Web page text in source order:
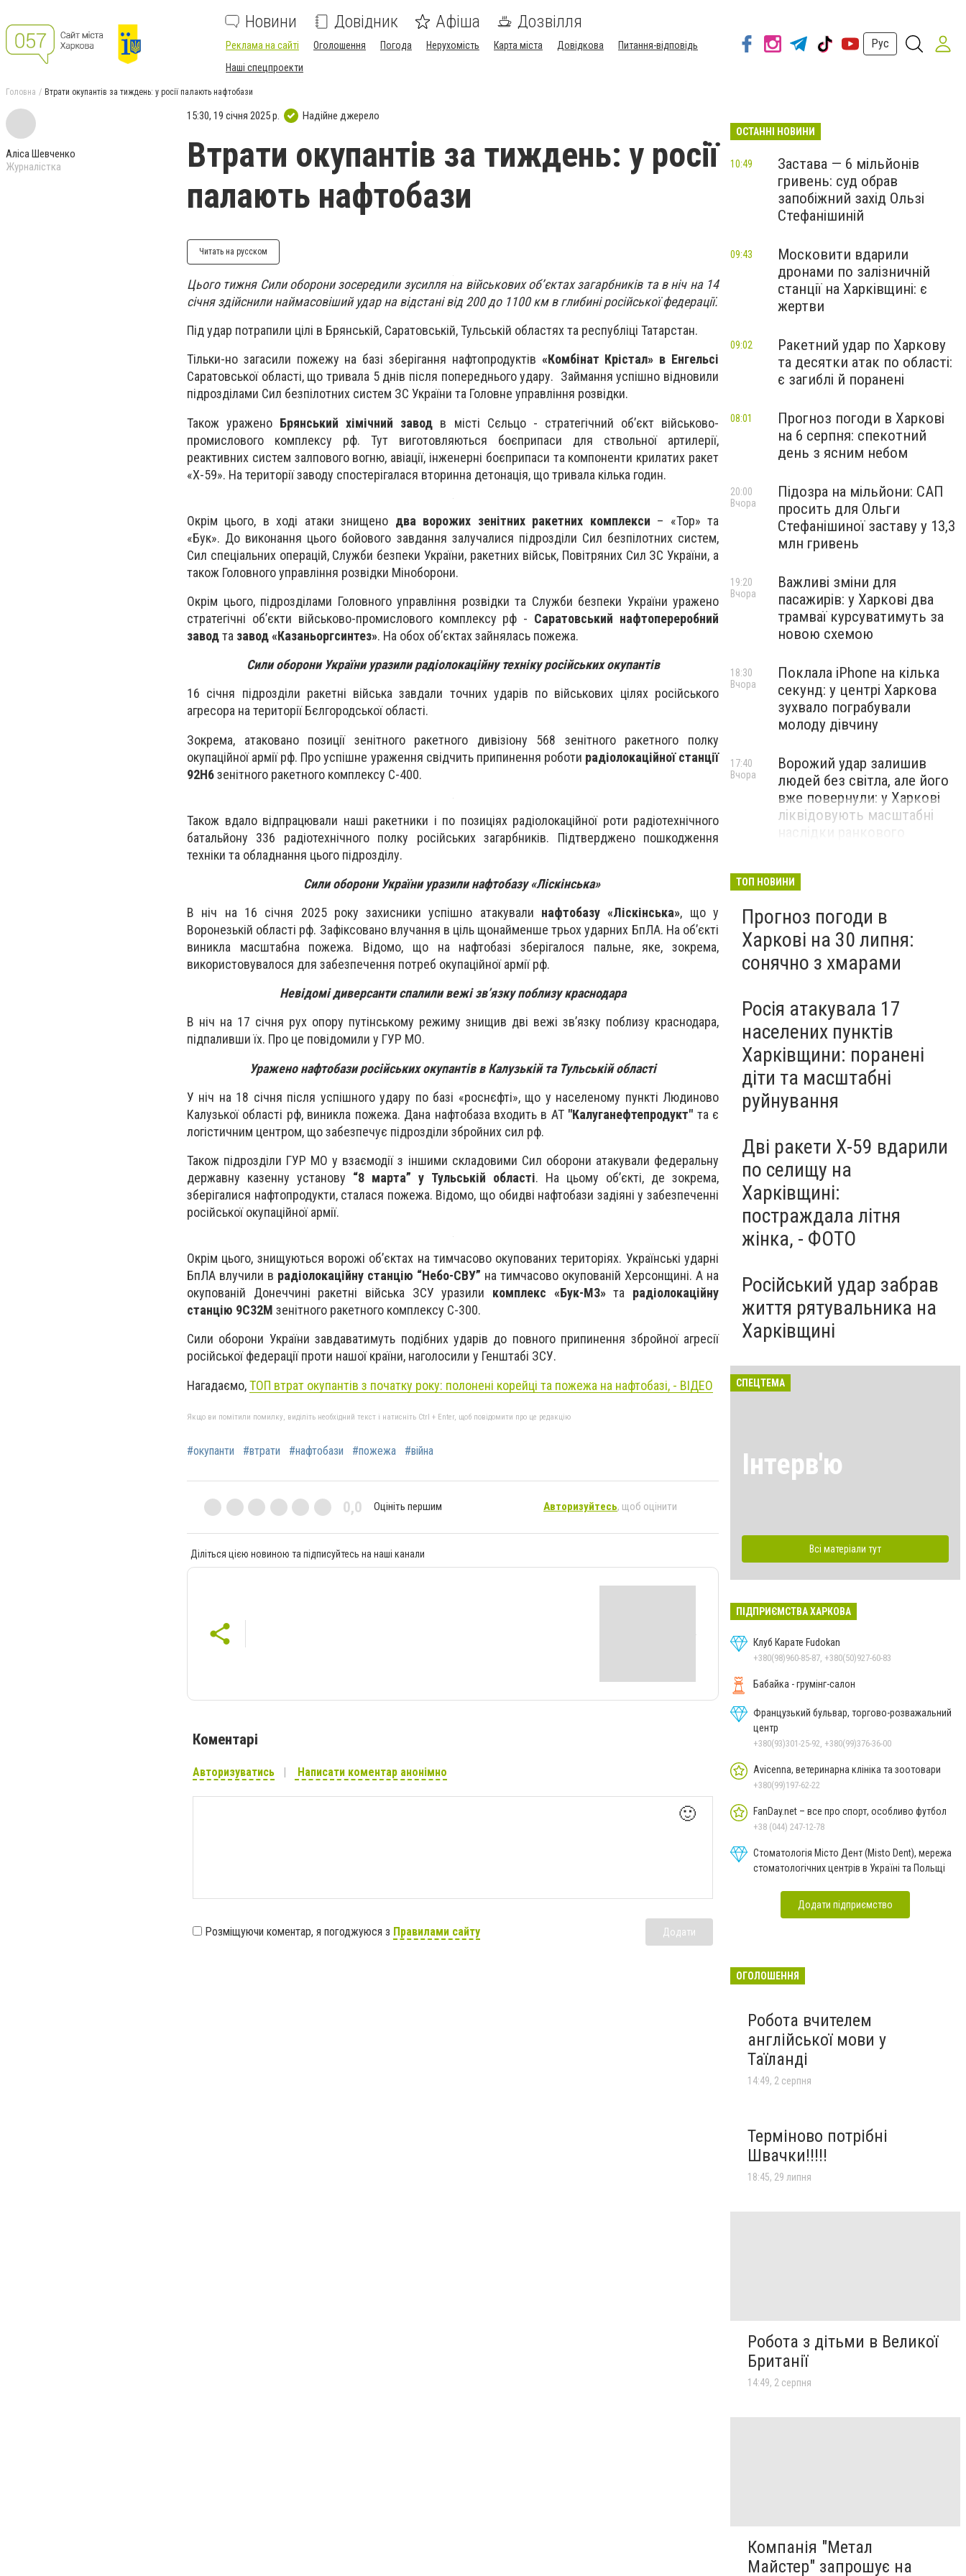
Новини Довідник Афіша Дозвілля
Реклама на сайті Оголошення Погода Нерухомість Карта міста Довідкова
Питання-відповідь
Наші спецпроекти
Рус
Головна Втрати окупантів за тиждень: у росії палають нафтобази
Аліса Шевченко
Журналістка
15:30, 19 січня 2025 р. Надійне джерело
Втрати окупантів за тиждень: у росії
палають нафтобази
Читать на русском
Цього тижня Сили оборони зосередили зусилля на військових об’єктах загарбників та в ніч на 14
січня здійснили наймасовіший удар на відстані від 200 до 1100 км в глибині російської федерації.
Під удар потрапили цілі в Брянській, Саратовській, Тульській областях та республіці Татарстан.
Тільки-но загасили пожежу на базі зберігання нафтопродуктів «Комбінат Крістал» в Енгельсі
Саратовської області, що тривала 5 днів після попереднього удару. Займання успішно відновили
підрозділами Сил безпілотних систем ЗС України та Головне управління розвідки.
Також уражено Брянський хімічний завод в місті Сєльцо - стратегічний об’єкт військово-
промислового комплексу рф. Тут виготовляються боєприпаси для ствольної артилерії,
реактивних систем залпового вогню, авіації, інженерні боєприпаси та компоненти крилатих ракет
«Х-59». На території заводу спостерігалася вторинна детонація, що тривала кілька годин.
Окрім цього, в ході атаки знищено два ворожих зенітних ракетних комплекси – «Тор» та
«Бук». До виконання цього бойового завдання залучалися підрозділи Сил безпілотних систем,
Сил спеціальних операцій, Служби безпеки України, ракетних військ, Повітряних Сил ЗС України, а
також Головного управління розвідки Міноборони.
Окрім цього, підрозділами Головного управління розвідки та Служби безпеки України уражено
стратегічні об’єкти військово-промислового комплексу рф - Саратовський нафтопереробний
заводта завод «Казаньоргсинтез». На обох об’єктах зайнялась пожежа.
Сили оборони України уразили радіолокаційну техніку російських окупантів
16 січня підрозділи ракетні війська завдали точних ударів по військових цілях російського
агресора на території Бєлгородської області.
Зокрема, атаковано позиції зенітного ракетного дивізіону 568 зенітного ракетного полку
окупаційної армії рф. Про успішне ураження свідчить припинення роботи радіолокаційної станції
92Н6зенітного ракетного комплексу С-400.
Також вдало відпрацювали наші ракетники і по позиціях радіолокаційної роти радіотехнічного
батальйону 336 радіотехнічного полку російських загарбників. Підтверджено пошкодження
техніки та обладнання цього підрозділу.
Сили оборони України уразили нафтобазу «Ліскінська»
В ніч на 16 січня 2025 року захисники успішно атакували нафтобазу «Ліскінська», що у
Воронезькій області рф. Зафіксовано влучання в ціль щонайменше трьох ударних БпЛА. На об’єкті
виникла масштабна пожежа. Відомо, що на нафтобазі зберігалося пальне, яке, зокрема,
використовувалося для забезпечення потреб окупаційної армії рф.
Невідомі диверсанти спалили вежі зв’язку поблизу краснодара
В ніч на 17 січня рух опору путінському режиму знищив дві вежі зв’язку поблизу краснодара,
підпаливши їх. Про це повідомили у ГУР МО.
Уражено нафтобази російських окупантів в Калузькій та Тульській області
У ніч на 18 січня після успішного удару по базі «роснєфті», що у населеному пункті Людиново
Калузької області рф, виникла пожежа. Дана нафтобаза входить в АТ "Калуганефтепродукт" та є
логістичним центром, що забезпечує підрозділи збройних сил рф.
Також підрозділи ГУР МО у взаємодії з іншими складовими Сил оборони атакували федеральну
державну казенну установу “8 марта” у Тульській області. На цьому об’єкті, де зокрема,
зберігалися нафтопродукти, сталася пожежа. Відомо, що обидві нафтобази задіяні у забезпеченні
російської окупаційної армії.
Окрім цього, знищуються ворожі об’єктах на тимчасово окупованих територіях. Українські ударні
БпЛА влучили в радіолокаційну станцію “Небо-СВУ” на тимчасово окупованій Херсонщині. А на
окупованій Донеччині ракетні війська ЗСУ уразили комплекс «Бук-М3»та радіолокаційну
станцію 9С32М зенітного ракетного комплексу С-300.
Сили оборони України завдаватимуть подібних ударів до повного припинення збройної агресії
російської федерації проти нашої країни, наголосили у Генштабі ЗСУ.
Нагадаємо,ТОП втрат окупантів з початку року: полонені корейці та пожежа на нафтобазі, - ВІДЕО
Якщо ви помітили помилку, виділіть необхідний текст і натисніть Ctrl + Enter, щоб повідомити про це редакцію
#окупанти #втрати #нафтобази #пожежа #війна
0,0 Оцініть першим Авторизуйтесь, щоб оцінити
Діліться цією новиною та підписуйтесь на наші канали
Коментарі
Авторизуватись Написати коментар анонімно
🙂
Розміщуючи коментар, я погоджуюся з Правилами сайту Додати
ОСТАННІ НОВИНИ
Застава — 6 мільйонів
гривень: суд обрав
запобіжний захід Ользі
Стефанішиній
10:49
Московити вдарили
дронами по залізничній
станції на Харківщині: є
жертви
09:43
Ракетний удар по Харкову
та десятки атак по області:
є загиблі й поранені
09:02
Прогноз погоди в Харкові
на 6 серпня: спекотний
день з ясним небом
08:01
Підозра на мільйони: САП
просить для Ольги
Стефанішиної заставу у 13,3
млн гривень
20:00
Вчора
Важливі зміни для
пасажирів: у Харкові два
трамваї курсуватимуть за
новою схемою
19:20
Вчора
Поклала iPhone на кілька
секунд: у центрі Харкова
зухвало пограбували
молоду дівчину
18:30
Вчора
Ворожий удар залишив
людей без світла, але його
вже повернули: у Харкові
ліквідовують масштабні
17:40
Вчора
ТОП НОВИНИ
Прогноз погоди в
Харкові на 30 липня:
сонячно з хмарами
Росія атакувала 17
населених пунктів
Харківщини: поранені
діти та масштабні
руйнування
Дві ракети Х-59 вдарили
по селищу на
Харківщині:
постраждала літня
жінка, - ФОТО
Російський удар забрав
життя рятувальника на
Харківщині
СПЕЦТЕМА
Інтерв'ю
Всі матеріали тут
ПІДПРИЄМСТВА ХАРКОВА
Клуб Карате Fudokan
+380(98)960-85-87, +380(50)927-60-83
Бабайка - грумінг-салон
Французький бульвар, торгово-розважальний
центр
+380(93)301-25-92, +380(99)376-36-00
Avicenna, ветеринарна клініка та зоотовари
+380(99)197-62-22
FanDay.net – все про спорт, особливо футбол
+38 (044) 247-12-78
Стоматологія Місто Дент (Misto Dent), мережа
стоматологічних центрів в Україні та Польщі
Додати підприємство
ОГОЛОШЕННЯ
Робота вчителем
англійської мови у
Таїланді
14:49, 2 серпня
Терміново потрібні
Швачки!!!!!
18:45, 29 липня
Робота з дітьми в Великої
Британії
14:49, 2 серпня
Компанія "Метал
Майстер" запрошує на